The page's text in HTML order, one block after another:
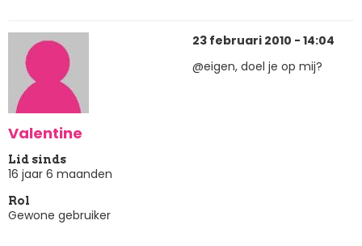
Valentine
Lid sinds
16 jaar 6 maanden
Rol
Gewone gebruiker
23 februari 2010 - 14:04
@eigen, doel je op mij?